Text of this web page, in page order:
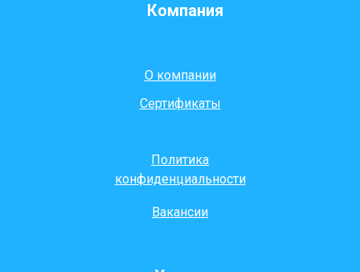
Компания
О компании
Сертификаты
Политика
конфиденциальности
Вакансии